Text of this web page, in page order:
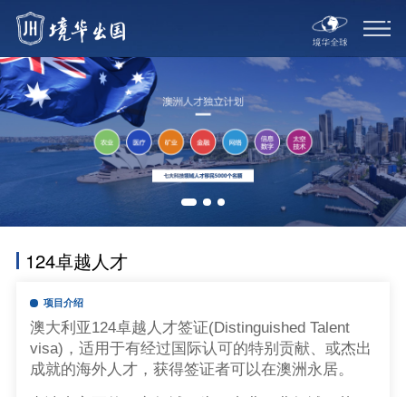
124卓越人才
项目介绍
澳大利亚124卓越人才签证(Distinguished Talent
visa)，适用于有经过国际认可的特别贡献、或杰出
成就的海外人才，获得签证者可以在澳洲永居。